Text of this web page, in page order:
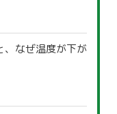
、なぜ温度が下が